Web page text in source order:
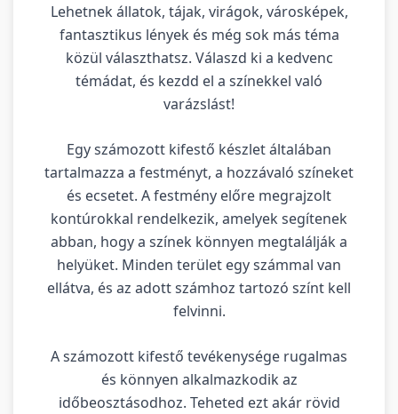
Lehetnek állatok, tájak, virágok, városképek,
fantasztikus lények és még sok más téma
közül választhatsz. Válaszd ki a kedvenc
témádat, és kezdd el a színekkel való
varázslást!
Egy számozott kifestő készlet általában
tartalmazza a festményt, a hozzávaló színeket
és ecsetet. A festmény előre megrajzolt
kontúrokkal rendelkezik, amelyek segítenek
abban, hogy a színek könnyen megtalálják a
helyüket. Minden terület egy számmal van
ellátva, és az adott számhoz tartozó színt kell
felvinni.
A számozott kifestő tevékenysége rugalmas
és könnyen alkalmazkodik az
időbeosztásodhoz. Teheted ezt akár rövid